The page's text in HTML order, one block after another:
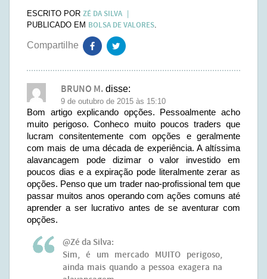
ESCRITO POR ZÉ DA SILVA
PUBLICADO EM BOLSA DE VALORES.
BRUNO M. disse:
9 de outubro de 2015 às 15:10
Bom artigo explicando opções. Pessoalmente acho
muito perigoso. Conheco muito poucos traders que
lucram consitentemente com opções e geralmente
com mais de uma década de experiência. A altíssima
alavancagem pode dizimar o valor investido em
poucos dias e a expiração pode literalmente zerar as
opções. Penso que um trader nao-profissional tem que
passar muitos anos operando com ações comuns até
aprender a ser lucrativo antes de se aventurar com
opções.
@Zé da Silva:
Sim, é um mercado MUITO perigoso,
ainda mais quando a pessoa exagera na